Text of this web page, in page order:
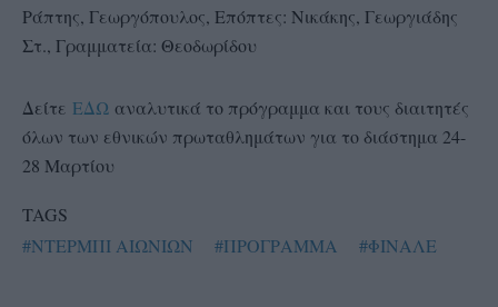
Ράπτης, Γεωργόπουλος, Επόπτες: Νικάκης, Γεωργιάδης
Στ., Γραμματεία: Θεοδωρίδου
Δείτε ΕΔΩ αναλυτικά το πρόγραμμα και τους διαιτητές
όλων των εθνικών πρωταθλημάτων για το διάστημα 24-
28 Μαρτίου
TAGS
#ΝΤΕΡΜΠΙ ΑΙΩΝΙΩΝ
#ΠΡΟΓΡΑΜΜΑ #ΦΙΝΑΛΕ